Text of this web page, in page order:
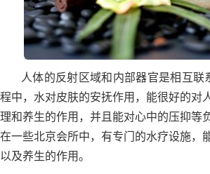
人体的反射区域和内部器官是相互联
程中，水对皮肤的安抚作用，能很好的对
理和养生的作用，并且能对心中的压抑等
在一些北京会所中，有专门的水疗设施，
以及养生的作用。